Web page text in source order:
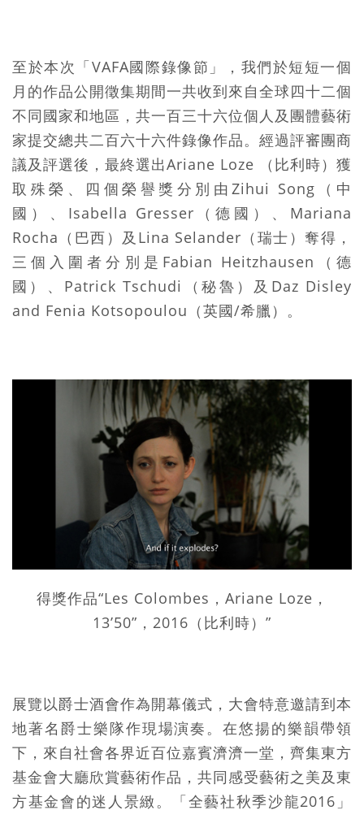
至於本次「VAFA國際錄像節」，我們於短短一個
月的作品公開徵集期間一共收到來自全球四十二個
不同國家和地區，共一百三十六位個人及團體藝術
家提交總共二百六十六件錄像作品。經過評審團商
議及評選後，最終選出Ariane Loze （比利時）獲
取殊榮、四個榮譽獎分別由Zihui Song（中
國）、Isabella Gresser（德國）、Mariana
Rocha（巴西）及Lina Selander（瑞士）奪得，
三個入圍者分別是Fabian Heitzhausen（德
國）、Patrick Tschudi（秘魯）及Daz Disley
and Fenia Kotsopoulou（英國/希臘）。
得獎作品“Les Colombes，Ariane Loze，
13’50”，2016（比利時）”
展覽以爵士酒會作為開幕儀式，大會特意邀請到本
地著名爵士樂隊作現場演奏。在悠揚的樂韻帶領
下，來自社會各界近百位嘉賓濟濟一堂，齊集東方
基金會大廳欣賞藝術作品，共同感受藝術之美及東
方基金會的迷人景緻。「全藝社秋季沙龍2016」